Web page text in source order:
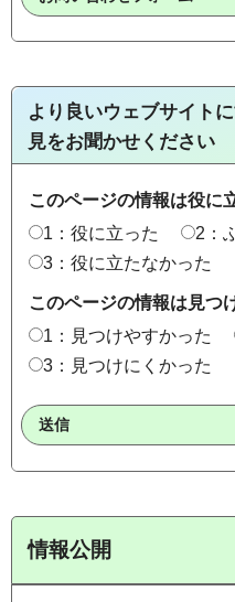
より良いウェブサイト
見をお聞かせください
このページの情報は役に
1：役に立った
2：
3：役に立たなかった
このページの情報は見つ
1：見つけやすかった
3：見つけにくかった
情報公開